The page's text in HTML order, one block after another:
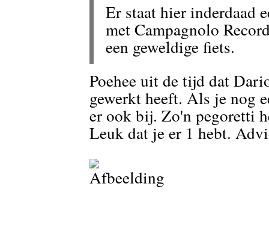
Er staat hier inderdaad
met Campagnolo
een geweldige fiets.
Poehee uit de tijd dat
gewerkt heeft. Als je nog
er ook bij. Zo'n pegoretti
Leuk dat je er 1 hebt.